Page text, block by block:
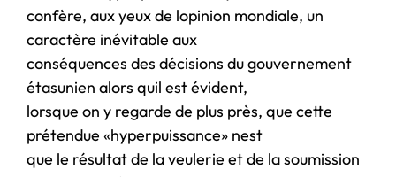
confère, aux yeux de lopinion mondiale, un
caractère inévitable aux
conséquences des décisions du gouvernement
étasunien alors quil est évident,
lorsque on y regarde de plus près, que cette
prétendue «hyperpuissance» nest
que le résultat de la veulerie et de la soumission